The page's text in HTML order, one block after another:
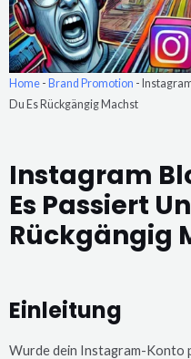
Home - Brand Promotion -
Du Es Rückgängig Machst
Instagram
Es Passiert
Rückgängig
Einleitung
Wurde dein Instagram-Konto